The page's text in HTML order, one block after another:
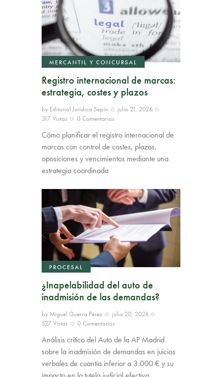
MERCANTIL Y CONCURSAL
Registro internacional de marcas:
estrategia, costes y plazos
by Editorial Jurídica Sepín
julio 21, 2026
317 Vistas 0 Comentarios
Cómo planificar el registro internacional de
marcas con control de costes, plazos,
oposiciones y vencimientos mediante una
estrategia coordinada
PROCESAL
¿Inapelabilidad del auto de
inadmisión de las demandas?
by Miguel Guerra Pérez
julio 20, 2026
527 Vistas 0 Comentarios
Análisis crítico del Auto de la AP Madrid
sobre la inadmisión de demandas en juicios
verbales de cuantía inferior a 3.000 € y su